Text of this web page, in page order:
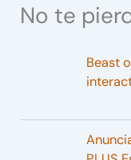
No te
Beast